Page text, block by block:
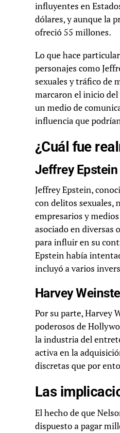
influyentes en
dólares, y aunque la
ofreció 55 millones.
Lo que hace
personajes como
sexuales y tráfico de
marcaron el inicio
un medio de
influencia que
¿Cuál fue
Jeffrey
Jeffrey Epstein,
con delitos sexuales,
empresarios y
asociado en diversas
para influir en su
Epstein había
incluyó a varios
Harvey
Por su parte, Harvey
poderosos de
la industria del
activa en la
discretas que por
Las
El hecho de que
dispuesto a pagar